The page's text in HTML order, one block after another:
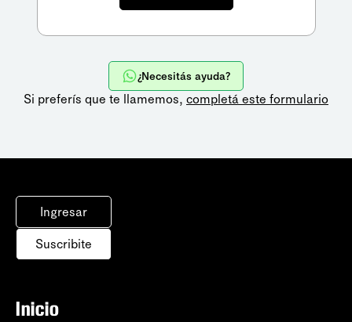
¿Necesitás ayuda?
Si preferís que te llamemos, completá este formulario
Ingresar
Suscribite
Inicio